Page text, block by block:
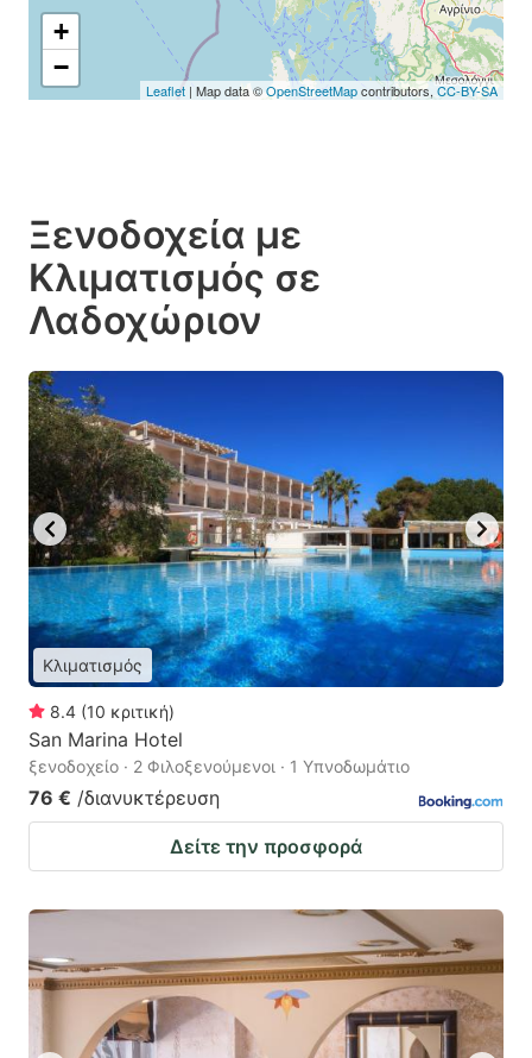
+
−
Leaflet | Map data ©OpenStreetMapcontributors,CC-BY-SA
Ξενοδοχεία με
Κλιματισμός σε
Λαδοχώριον
Κλιματισμός
8.4 (10 κριτική)
San Marina Hotel
ξενοδοχείο · 2 Φιλοξενούμενοι · 1 Υπνοδωμάτιο
76 € /διανυκτέρευση
Δείτε την προσφορά